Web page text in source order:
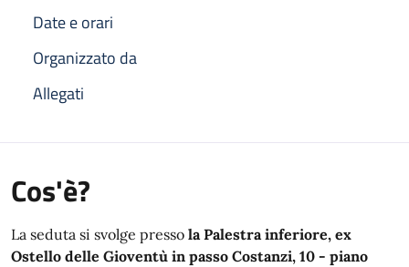
Date e orari
Organizzato da
Allegati
Cos'è?
La seduta si svolge presso laPalestra inferiore, ex
Ostello delle Gioventù in passo Costanzi, 10 - piano